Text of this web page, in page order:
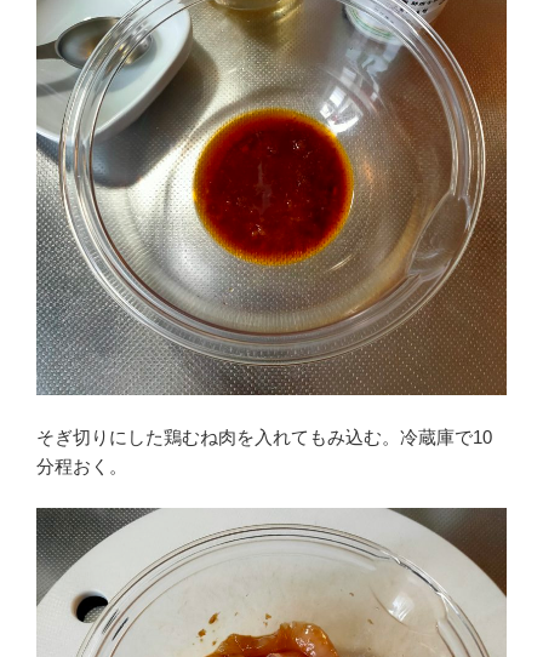
そぎ切りにした鶏むね肉を入れてもみ込む。冷蔵庫で10
分程おく。